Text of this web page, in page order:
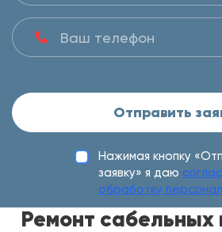
Отправить
Нажимая кнопку
заявку» я даю
обработку
Ремонт сабельных